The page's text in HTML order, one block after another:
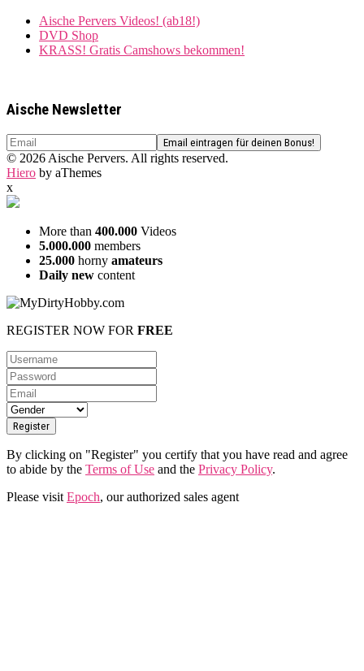
Aische Pervers Videos! (ab18!)
DVD Shop
KRASS! Gratis Camshows bekommen!
Aische Newsletter
© 2026 Aische Pervers. All rights reserved.
Hiero by aThemes
x
More than 400.000 Videos
5.000.000 members
25.000 horny amateurs
Daily new content
REGISTER NOW FOR FREE
By clicking on "Register" you certify that you have read and agree
to abide by the Terms of Use and the Privacy Policy.
Please visit Epoch, our authorized sales agent